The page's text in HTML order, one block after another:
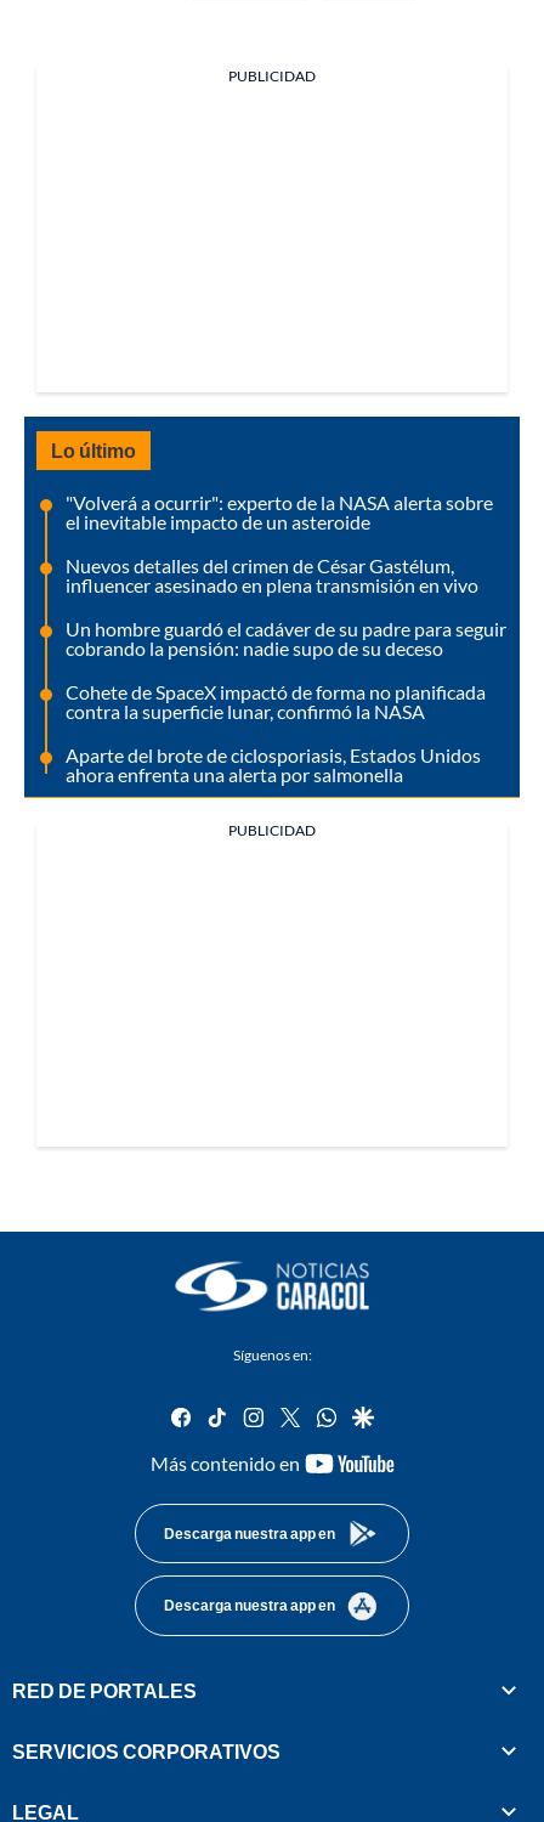
PUBLICIDAD
Lo último
"Volverá a ocurrir": experto de la NASA alerta sobre
el inevitable impacto de un asteroide
Nuevos detalles del crimen de César Gastélum,
influencer asesinado en plena transmisión en vivo
Un hombre guardó el cadáver de su padre para seguir
cobrando la pensión: nadie supo de su deceso
Cohete de SpaceX impactó de forma no planificada
contra la superficie lunar, confirmó la NASA
Aparte del brote de ciclosporiasis, Estados Unidos
ahora enfrenta una alerta por salmonella
PUBLICIDAD
Síguenos en:
facebook
tiktok instagram
twitterwhatsapp
google
Más contenido en
youtube-
Descarga nuestra app en
Descarga nuestra app en
RED DE PORTALES
SERVICIOS CORPORATIVOS
LEGAL